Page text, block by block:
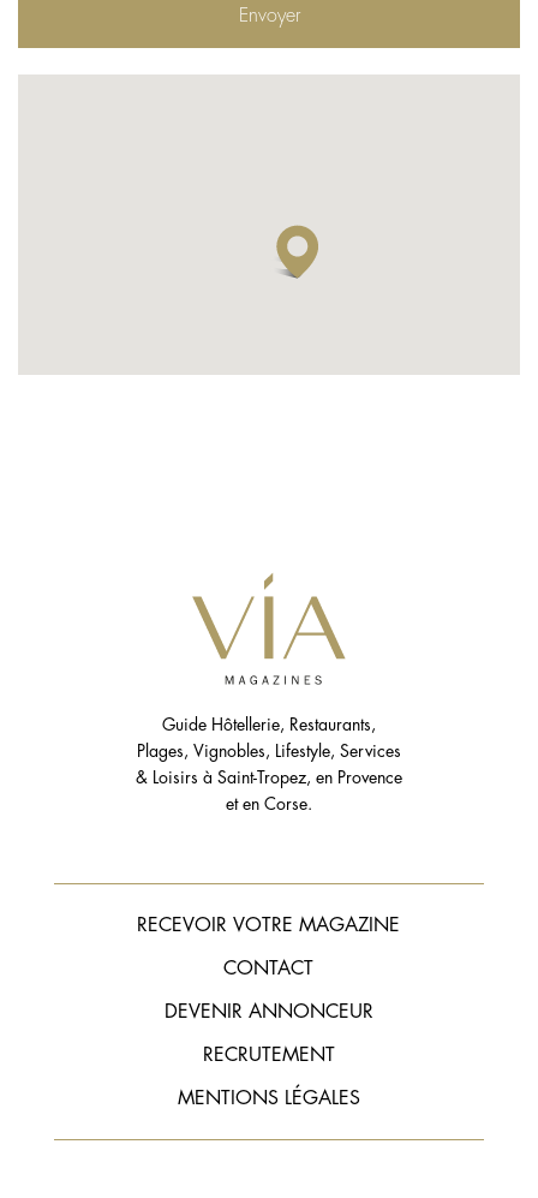
Guide Hôtellerie, Restaurants,
Plages, Vignobles, Lifestyle, Services
& Loisirs à Saint-Tropez, en Provence
et en Corse.
RECEVOIR VOTRE MAGAZINE
CONTACT
DEVENIR ANNONCEUR
RECRUTEMENT
MENTIONS LÉGALES